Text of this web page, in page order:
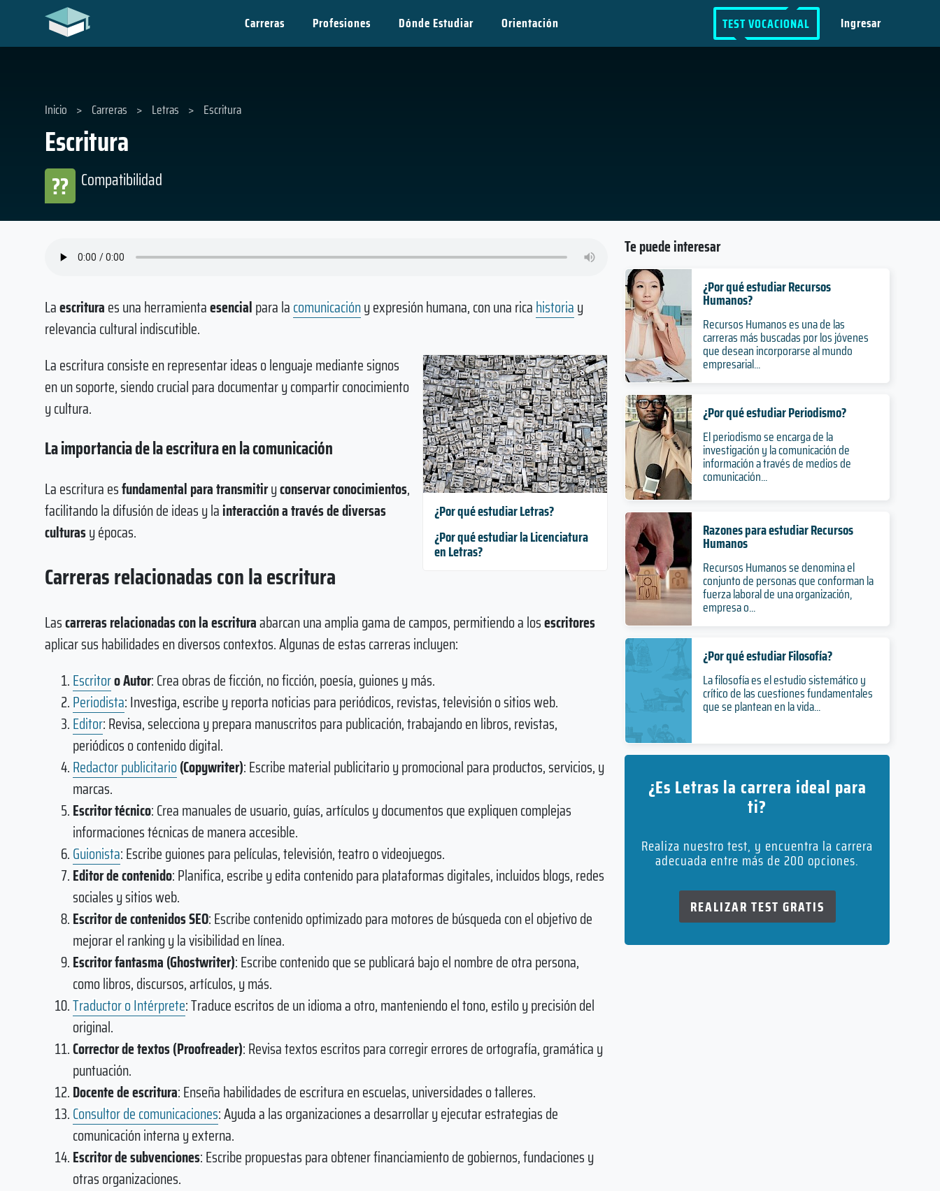
Carreras Profesiones Dónde Estudiar Orientación TEST VOCACIONAL Ingresar
Escritura
Compatibilidad
??
Inicio > Carreras > Letras > Escritura
Laescrituraes una herramientaesencialpara lacomunicacióny expresión humana, con una ricahistoriay
relevancia cultural indiscutible.
¿Por qué estudiar Letras?
¿Por qué estudiar la Licenciatura
en Letras?
La escritura consiste en representar ideas o lenguaje mediante signos
en un soporte, siendo crucial para documentar y compartir conocimiento
y cultura.
La importancia de la escritura en la comunicación
La escritura esfundamental para transmitiryconservar conocimientos,
facilitando la difusión de ideas y lainteracción a través de diversas
culturasy épocas.
Carreras relacionadas con la escritura
Lascarreras relacionadas con la escrituraabarcan una amplia gama de campos, permitiendo a losescritores
aplicar sus habilidades en diversos contextos. Algunas de estas carreras incluyen:
Escritoro Autor: Crea obras de ficción, no ficción, poesía, guiones y más.
Periodista: Investiga, escribe y reporta noticias para periódicos, revistas, televisión o sitios web.
Editor: Revisa, selecciona y prepara manuscritos para publicación, trabajando en libros, revistas,
periódicos o contenido digital.
Redactor publicitario(Copywriter): Escribe material publicitario y promocional para productos, servicios, y
marcas.
Escritor técnico: Crea manuales de usuario, guías, artículos y documentos que expliquen complejas
informaciones técnicas de manera accesible.
Guionista: Escribe guiones para películas, televisión, teatro o videojuegos.
Editor de contenido: Planifica, escribe y edita contenido para plataformas digitales, incluidos blogs, redes
sociales y sitios web.
Escritor de contenidos SEO: Escribe contenido optimizado para motores de búsqueda con el objetivo de
mejorar el ranking y la visibilidad en línea.
Escritor fantasma (Ghostwriter): Escribe contenido que se publicará bajo el nombre de otra persona,
como libros, discursos, artículos, y más.
Traductor o Intérprete: Traduce escritos de un idioma a otro, manteniendo el tono, estilo y precisión del
original.
Corrector de textos (Proofreader): Revisa textos escritos para corregir errores de ortografía, gramática y
puntuación.
Docente de escritura: Enseña habilidades de escritura en escuelas, universidades o talleres.
Consultor de comunicaciones: Ayuda a las organizaciones a desarrollar y ejecutar estrategias de
comunicación interna y externa.
Escritor de subvenciones: Escribe propuestas para obtener financiamiento de gobiernos, fundaciones y
otras organizaciones.
Te puede interesar
¿Por qué estudiar Recursos
Humanos?
Recursos Humanos es una de las
carreras más buscadas por los jóvenes
que desean incorporarse al mundo
empresarial...
¿Por qué estudiar Periodismo?
El periodismo se encarga de la
investigación y la comunicación de
información a través de medios de
comunicación...
Razones para estudiar Recursos
Humanos
Recursos Humanos se denomina el
conjunto de personas que conforman la
fuerza laboral de una organización,
empresa o...
¿Por qué estudiar Filosofía?
La filosofía es el estudio sistemático y
crítico de las cuestiones fundamentales
que se plantean en la vida...
¿Es Letras la carrera ideal para
ti?
Realiza nuestro test, y encuentra la carrera
adecuada entre más de 200 opciones.
REALIZAR TEST GRATIS